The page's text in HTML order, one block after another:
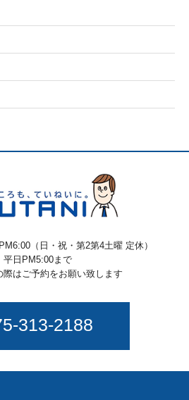
（日・祝・第2第4土曜 定休）
平日PM5:00まで
はご予約をお願い致します
313-2188